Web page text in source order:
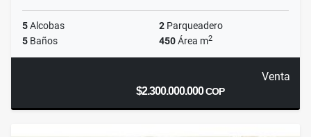
5Alcobas 2 Parqueadero
5 Baños 450Área m2
Venta
$2.300.000.000COP